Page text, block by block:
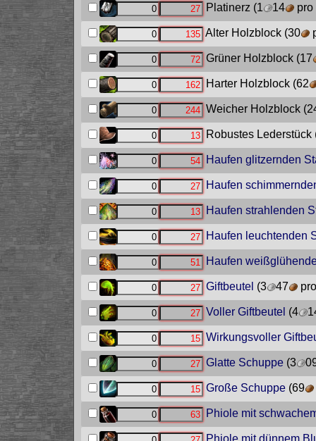
Platinerz(1 14 pro
Alter Holzblock(30
Grüner Holzblock(17
Harter Holzblock(62
Weicher Holzblock
Robustes Lederstück
Haufen glitzernden
Haufen
Haufen strahlenden
Haufen leuchtenden
Haufen
Giftbeutel (3 47
Voller Giftbeutel (4
Wirkungsvoller
Glatte Schuppe(3
Große Schuppe(69
Phiole mit